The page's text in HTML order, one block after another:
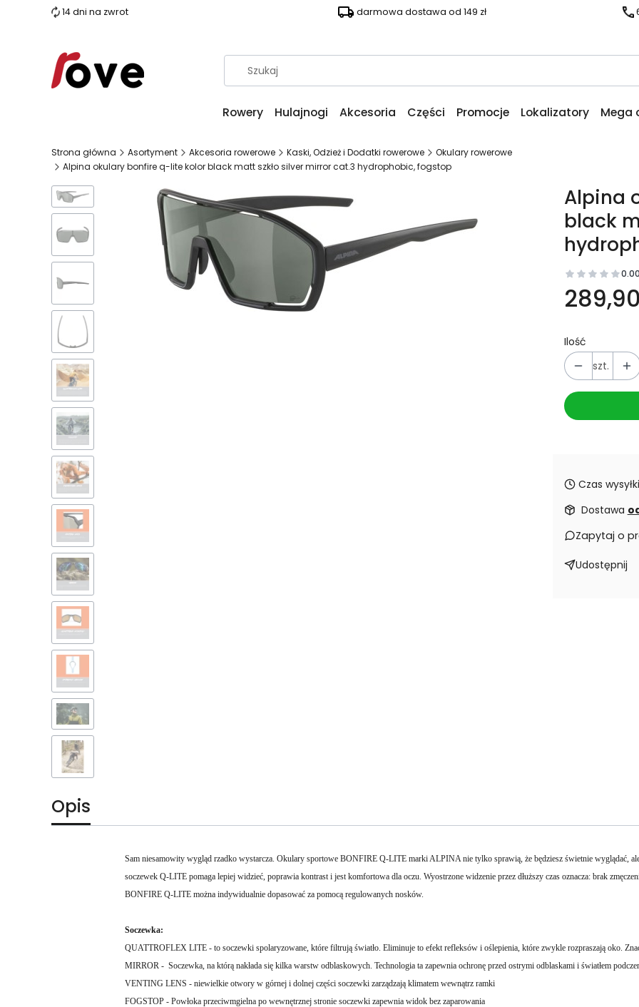
14 dni na zwrot darmowa dostawa od 149 zł
Rowery Hulajnogi Akcesoria Części Promocje Lokalizatory Mega
Strona główna Asortyment Akcesoria rowerowe Kaski, Odzież i Dodatki rowerowe
Okulary rowerowe
Alpina okulary bonfire q-lite kolor black matt szkło silver mirror cat.3 hydrophobic, fogstop
Alpina
black
0.00
Ilość
szt.
Czas
Dostawa
Zapytaj o
Udostępnij
Opis
Sam niesamowity wygląd rzadko wystarcza. Okulary sportowe BONFIRE Q-LITE marki ALPINA nie tylko sprawią, że będziesz świetnie wyglądać, ale
soczewek Q-LITE pomaga lepiej widzieć, poprawia kontrast i jest komfortowa dla oczu. Wyostrzone widzenie przez dłuższy czas oznacza: brak
BONFIRE Q-LITE można indywidualnie dopasować za pomocą regulowanych nosków.
Soczewka:
QUATTROFLEX LITE - to soczewki spolaryzowane, które filtrują światło. Eliminuje to efekt refleksów i oślepienia, które zwykle rozpraszają oko.
MIRROR - Soczewka, na którą nakłada się kilka warstw odblaskowych. Technologia ta zapewnia ochronę przed ostrymi odblaskami i światłem
VENTING LENS - niewielkie otwory w górnej i dolnej części soczewki zarządzają klimatem wewnątrz ramki
FOGSTOP - Powłoka przeciwmgielna po wewnętrznej stronie soczewki zapewnia widok bez zaparowania